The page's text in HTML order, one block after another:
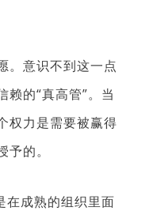
。意识不到这一点
赖的“真高管”。当
权力是需要被赢得
的。
在成熟的组织里面